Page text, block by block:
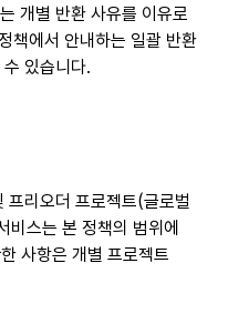
개별 반환 사유를 이유로
책에서 안내하는 일괄 반환
있습니다.
프리오더 프로젝트(글로벌
비스는 본 정책의 범위에
사항은 개별 프로젝트